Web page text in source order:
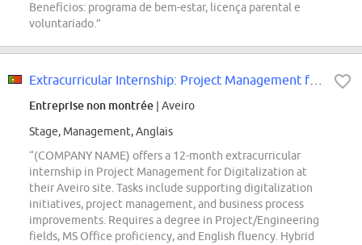
Benefícios: programa de bem-estar, licença parental e
voluntariado.”
Extracurricular Internship: Project Management for Digitalization (f/m/div.)
Entreprise non montrée | Aveiro
Stage, Management, Anglais
“(COMPANY NAME) offers a 12-month extracurricular
internship in Project Management for Digitalization at
their Aveiro site. Tasks include supporting digitalization
initiatives, project management, and business process
improvements. Requires a degree in Project/Engineering
fields, MS Office proficiency, and English fluency. Hybrid